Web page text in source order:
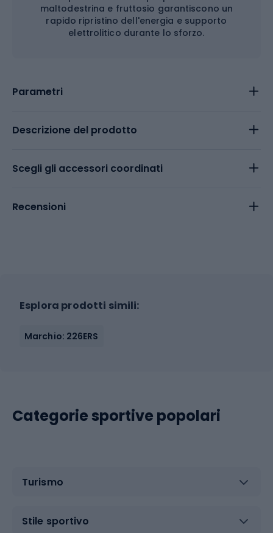
maltodestrina e fruttosio garantiscono un
rapido ripristino dell'energia e supporto
elettrolitico durante lo sforzo.
Parametri
Descrizione del prodotto
Scegli gli accessori coordinati
Recensioni
Esplora prodotti simili:
Marchio: 226ERS
Categorie sportive popolari
Turismo
Stile sportivo